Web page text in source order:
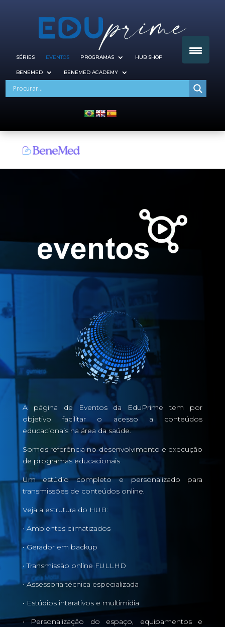
SÉRIES EVENTOS PROGRAMAS HUB SHOP
BENEMED BENEMED ACADEMY
A página de Eventos da EduPrime tem por
objetivo facilitar o acesso a conteúdos
educacionais na área da saúde.
Somos referência no desenvolvimento e execução
de programas educacionais
Um estúdio completo e personalizado para
transmissões de conteúdos online.
Veja a estrutura do HUB:
• Ambientes climatizados
• Gerador em backup
• Transmissão online FULLHD
• Assessoria técnica especializada
• Estúdios interativos e multimídia
• Personalização do espaço, equipamentos e